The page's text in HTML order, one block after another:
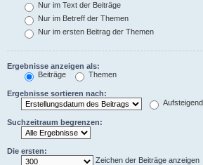
Nur im Text der Beiträge
Nur im Betreff der Themen
Nur im ersten Beitrag der Themen
Ergebnisse anzeigen als:
Beiträge
Themen
Ergebnisse sortieren nach:
Aufsteigend
Suchzeitraum begrenzen:
Die ersten:
Zeichen der Beiträge anzeigen